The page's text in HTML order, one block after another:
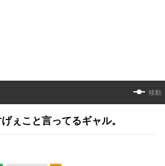
移動
ぇこと言ってるギャル。
RSSフィード